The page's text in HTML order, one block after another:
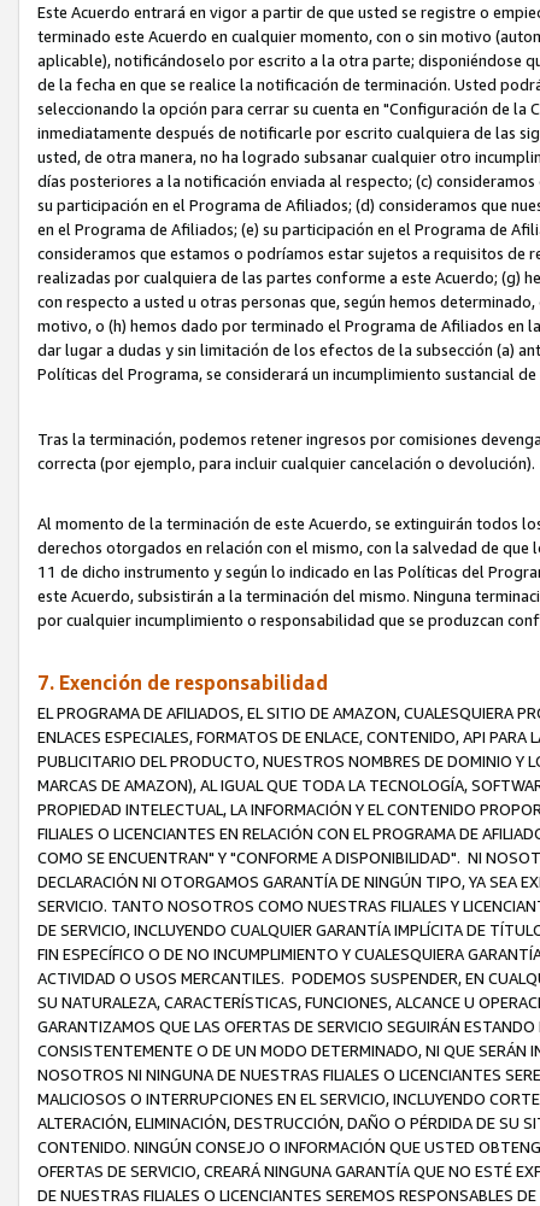
Este Acuerdo entrará en vigor a partir de que usted se registre o
terminado este Acuerdo en cualquier momento, con o sin motivo
aplicable), notificándoselo por escrito a la otra parte; disponiéndose
de la fecha en que se realice la notificación de terminación. Usted
seleccionando la opción para cerrar su cuenta en "Configuración de
inmediatamente después de notificarle por escrito cualquiera de las
usted, de otra manera, no ha logrado subsanar cualquier otro
días posteriores a la notificación enviada al respecto; (c)
su participación en el Programa de Afiliados; (d) consideramos que
en el Programa de Afiliados; (e) su participación en el Programa de
consideramos que estamos o podríamos estar sujetos a requisitos de
realizadas por cualquiera de las partes conforme a este Acuerdo; (g)
con respecto a usted u otras personas que, según hemos
motivo, o (h) hemos dado por terminado el Programa de Afiliados en
dar lugar a dudas y sin limitación de los efectos de la subsección (a)
Políticas del Programa, se considerará un incumplimiento sustancial
Tras la terminación, podemos retener ingresos por comisiones
correcta (por ejemplo, para incluir cualquier cancelación o devolución).
Al momento de la terminación de este Acuerdo, se extinguirán todos
derechos otorgados en relación con el mismo, con la salvedad de
11 de dicho instrumento y según lo indicado en las Políticas del
este Acuerdo, subsistirán a la terminación del mismo. Ninguna
por cualquier incumplimiento o responsabilidad que se produzcan
7. Exención de responsabilidad
EL PROGRAMA DE AFILIADOS, EL SITIO DE AMAZON, CUALESQUIERA
ENLACES ESPECIALES, FORMATOS DE ENLACE, CONTENIDO, API
PUBLICITARIO DEL PRODUCTO, NUESTROS NOMBRES DE DOMINIO Y
MARCAS DE AMAZON), AL IGUAL QUE TODA LA TECNOLOGÍA,
PROPIEDAD INTELECTUAL, LA INFORMACIÓN Y EL CONTENIDO
FILIALES O LICENCIANTES EN RELACIÓN CON EL PROGRAMA DE
COMO SE ENCUENTRAN" Y "CONFORME A DISPONIBILIDAD". NI
DECLARACIÓN NI OTORGAMOS GARANTÍA DE NINGÚN TIPO, YA SEA
SERVICIO. TANTO NOSOTROS COMO NUESTRAS FILIALES Y
DE SERVICIO, INCLUYENDO CUALQUIER GARANTÍA IMPLÍCITA DE
FIN ESPECÍFICO O DE NO INCUMPLIMIENTO Y CUALESQUIERA
ACTIVIDAD O USOS MERCANTILES. PODEMOS SUSPENDER, EN
SU NATURALEZA, CARACTERÍSTICAS, FUNCIONES, ALCANCE U
GARANTIZAMOS QUE LAS OFERTAS DE SERVICIO SEGUIRÁN
CONSISTENTEMENTE O DE UN MODO DETERMINADO, NI QUE SERÁN
NOSOTROS NI NINGUNA DE NUESTRAS FILIALES O LICENCIANTES
MALICIOSOS O INTERRUPCIONES EN EL SERVICIO, INCLUYENDO
ALTERACIÓN, ELIMINACIÓN, DESTRUCCIÓN, DAÑO O PÉRDIDA DE SU
CONTENIDO. NINGÚN CONSEJO O INFORMACIÓN QUE USTED
OFERTAS DE SERVICIO, CREARÁ NINGUNA GARANTÍA QUE NO ESTÉ
DE NUESTRAS FILIALES O LICENCIANTES SEREMOS RESPONSABLES